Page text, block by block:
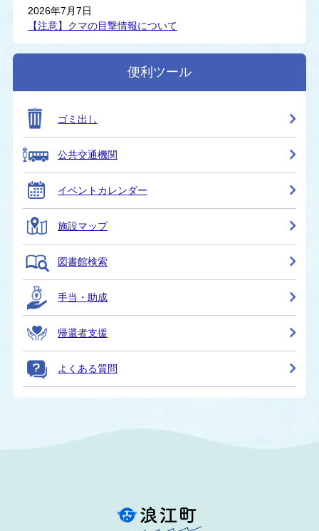
2026年7月7日
【注意】クマの目撃情報について
便利ツール
ゴミ出し
公共交通機関
イベントカレンダー
施設マップ
図書館検索
手当・助成
帰還者支援
よくある質問